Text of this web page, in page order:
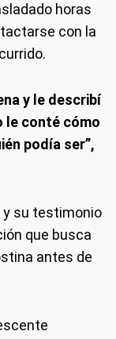
horas
con la
y le describí
le conté cómo
podía ser”,
y su testimonio
que busca
antes de